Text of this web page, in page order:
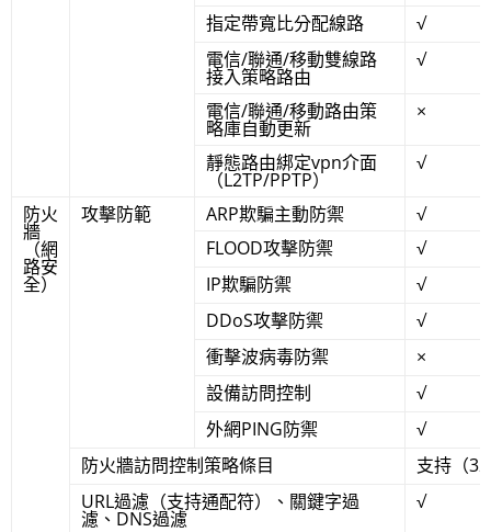
指定帶寬比分配線路
√
電信/聯通/移動雙線路
接入策略路由
√
電信/聯通/移動路由策
略庫自動更新
×
靜態路由綁定vpn介面
（L2TP/PPTP）
√
防火
牆
（網
路安
全）
攻擊防範 ARP欺騙主動防禦
√
FLOOD攻擊防禦
√
IP欺騙防禦
√
DDoS攻擊防禦
√
衝擊波病毒防禦
×
設備訪問控制
√
外網PING防禦
√
防火牆訪問控制策略條目
支持（
URL過濾（支持通配符）、關鍵字過
濾、DNS過濾
√